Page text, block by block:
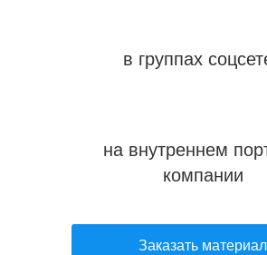
в группах
на внутреннем
компании
Заказать материал